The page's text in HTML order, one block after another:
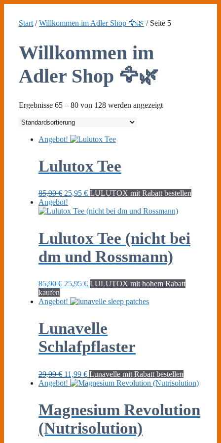
springen
Start /Willkommen im Adler Shop 🦅🌿 / Seite 5
Willkommen im
Adler Shop 🦅🌿
Ergebnisse 65 – 80 von 128 werden angezeigt
Angebot!
Lulutox Tee
85,90€ Ursprünglicher
Preis
war:
25,95 €Aktueller
ist:
LULUTOX mit Rabatt bestellen
Angebot!
Lulutox Tee (nicht bei
dm und Rossmann)
85,90€ Ursprünglicher
war:
25,95 €Aktueller
ist:
LULUTOX mit hohem Rabatt
kaufen
Angebot!
Lunavelle
Schlafpflaster
29,99€ Ursprünglicher
Preis
11,99 €Aktueller
Preis
Lunavelle mit Rabatt bestellen
Angebot!
Magnesium Revolution
(Nutrisolution)